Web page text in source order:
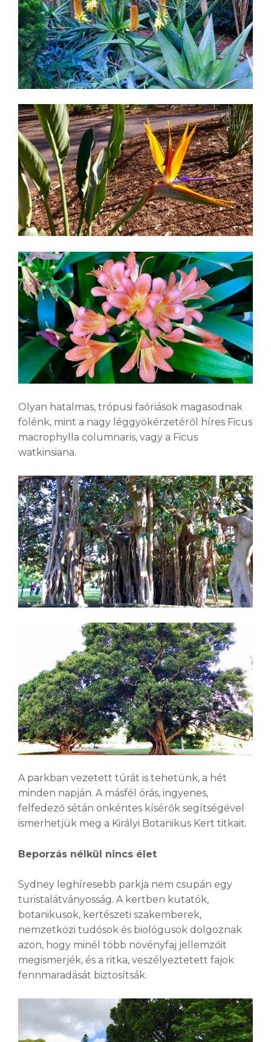
Olyan hatalmas, trópusi faóriások magasodnak
fölénk, mint a nagy léggyökérzetéről híres Ficus
macrophylla columnaris, vagy a Ficus
watkinsiana.
A parkban vezetett túrát is tehetünk, a hét
minden napján. A másfél órás, ingyenes,
felfedező sétán önkéntes kísérők segítségével
ismerhetjük meg a Királyi Botanikus Kert titkait.
Beporzás nélkül nincs élet
Sydney leghíresebb parkja nem csupán egy
turistalátványosság. A kertben kutatók,
botanikusok, kertészeti szakemberek,
nemzetközi tudósok és biológusok dolgoznak
azon, hogy minél több növényfaj jellemzőit
megismerjék, és a ritka, veszélyeztetett fajok
fennmaradását biztosítsák.